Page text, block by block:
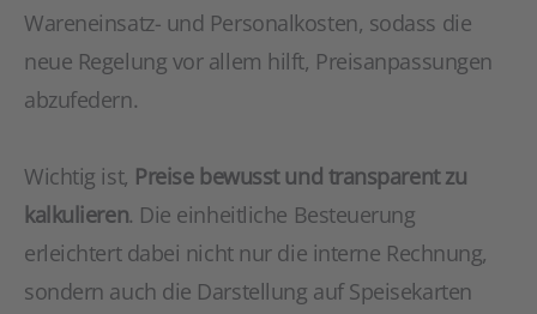
Wareneinsatz- und Personalkosten, sodass die
neue Regelung vor allem hilft, Preisanpassungen
abzufedern.
Wichtig ist, Preise bewusst und transparent zu
kalkulieren. Die einheitliche Besteuerung
erleichtert dabei nicht nur die interne Rechnung,
sondern auch die Darstellung auf Speisekarten